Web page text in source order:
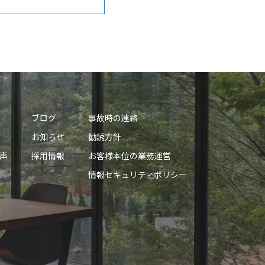
ブログ
お知らせ
採用情報
事故時の連絡
勧誘方針
お客様本位の業務運営
情報セキュリティポリシー